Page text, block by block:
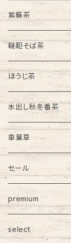
紫蘇茶
韃靼そば茶
ほうじ茶
水出し秋冬番茶
車葉草
セール
premium
select